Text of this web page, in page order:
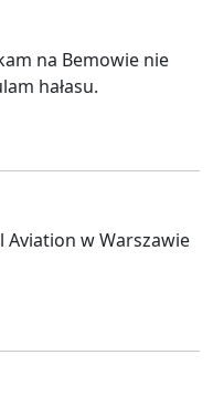
na Bemowie nie
hałasu.
Aviation w Warszawie